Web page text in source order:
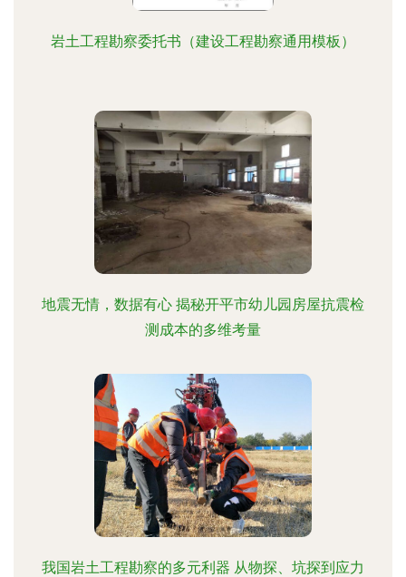
岩土工程勘察委托书（建设工程勘察通用模板）
地震无情，数据有心 揭秘开平市幼儿园房屋抗震检
测成本的多维考量
我国岩土工程勘察的多元利器 从物探、坑探到应力